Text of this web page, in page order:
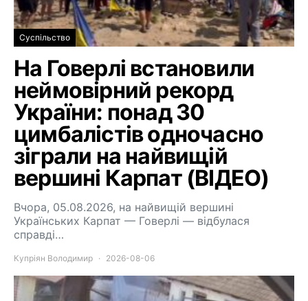
Суспільство
На Говерлі встановили
неймовірний рекорд
України: понад 30
цимбалістів одночасно
зіграли на найвищій
вершині Карпат (ВІДЕО)
Вчора, 05.08.2026, на найвищій вершині
Українських Карпат — Говерлі — відбулася
справді…
Купріян Володимир 2026-08-06